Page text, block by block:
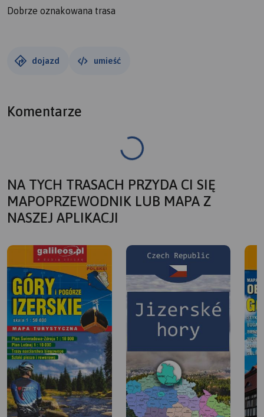
Dobrze oznakowana trasa
dojazd umieść
Komentarze
NA TYCH TRASACH PRZYDA CI SIĘ
MAPOPRZEWODNIK LUB MAPA Z
NASZEJ APLIKACJI